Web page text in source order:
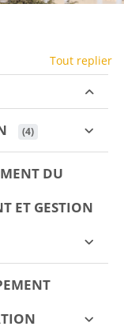
Tout replier
(4)
DU
ET GESTION